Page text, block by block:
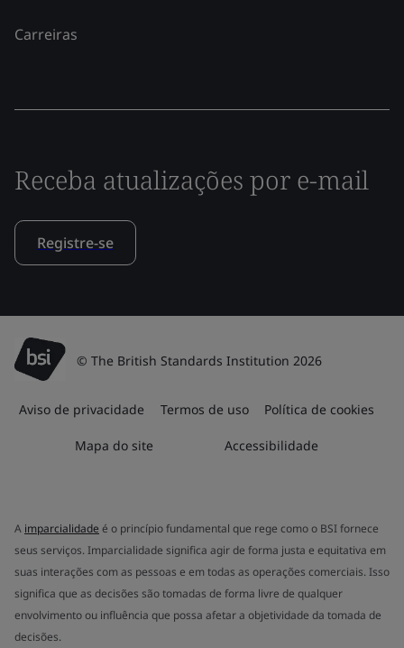
Carreiras
Receba atualizações por e-mail
Registre-se
© The British Standards Institution 2026
Aviso de privacidade Termos de uso Política de cookies
Mapa do site Accessibilidade
A imparcialidade é o princípio fundamental que rege como o BSI fornece
seus serviços. Imparcialidade significa agir de forma justa e equitativa em
suas interações com as pessoas e em todas as operações comerciais. Isso
significa que as decisões são tomadas de forma livre de qualquer
envolvimento ou influência que possa afetar a objetividade da tomada de
decisões.